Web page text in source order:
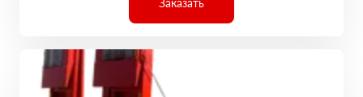
Заказать